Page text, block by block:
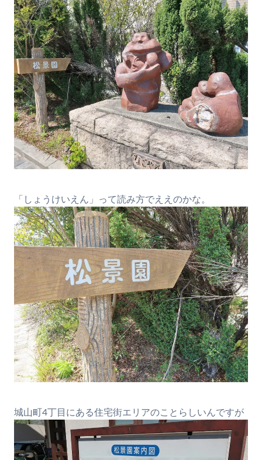
「しょうけいえん」って読み方でええのかな。
城山町4丁目にある住宅街エリアのことらしいんですが